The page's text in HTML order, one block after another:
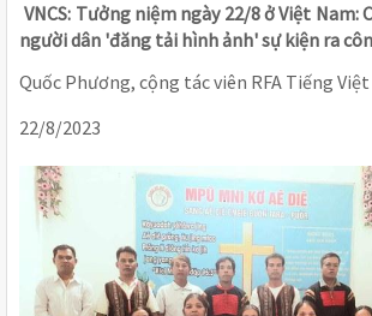
VNCS: Tưởng niệm ngày 22/8 ở Việt Nam:
người dân 'đăng tải hình ảnh' sự kiện ra
Quốc Phương, cộng tác viên RFA Tiếng
22/8/2023